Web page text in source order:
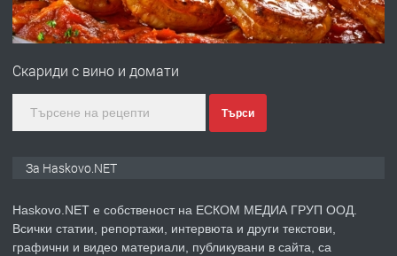
ПРЕДЛАГА
№4120 Магазин/Офис под наем в кв.
градската градина!
преди 4 дни
Скариди с вино и домати
Търси
За Haskovo.NET
Haskovo.NET е собственост на ЕСКОМ МЕДИА ГРУП ООД.
Всички статии, репортажи, интервюта и други текстови,
графични и видео материали, публикувани в сайта, са